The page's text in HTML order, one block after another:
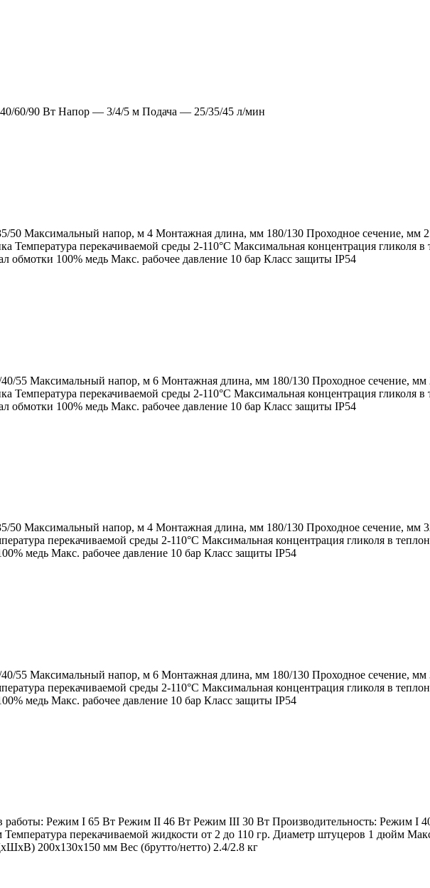
60/90 Вт Напор — 3/4/5 м Подача — 25/35/45 л/мин
50 Максимальный напор, м 4 Монтажная длина, мм 180/130 Проходное сечение, мм
Температура перекачиваемой среды 2-110°C Максимальная концентрация гликоля в
обмотки 100% медь Макс. рабочее давление 10 бар Класс защиты IP54
55 Максимальный напор, м 6 Монтажная длина, мм 180/130 Проходное сечение,
Температура перекачиваемой среды 2-110°C Максимальная концентрация гликоля в
обмотки 100% медь Макс. рабочее давление 10 бар Класс защиты IP54
50 Максимальный напор, м 4 Монтажная длина, мм 180/130 Проходное сечение, мм
перекачиваемой среды 2-110°C Максимальная концентрация гликоля в
медь Макс. рабочее давление 10 бар Класс защиты IP54
55 Максимальный напор, м 6 Монтажная длина, мм 180/130 Проходное сечение,
перекачиваемой среды 2-110°C Максимальная концентрация гликоля в
медь Макс. рабочее давление 10 бар Класс защиты IP54
работы: Режим I 65 Вт Режим II 46 Вт Режим III 30 Вт Производительность: Режим
перекачиваемой жидкости от 2 до 110 гр. Диаметр штуцеров 1 дюйм
200х130х150 мм Вес (брутто/нетто) 2.4/2.8 кг